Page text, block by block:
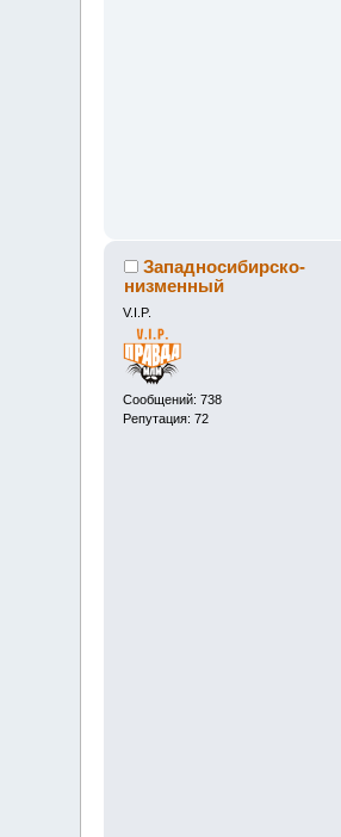
Западносибирско-
низменный
V.I.P.
Сообщений: 738
Репутация: 72